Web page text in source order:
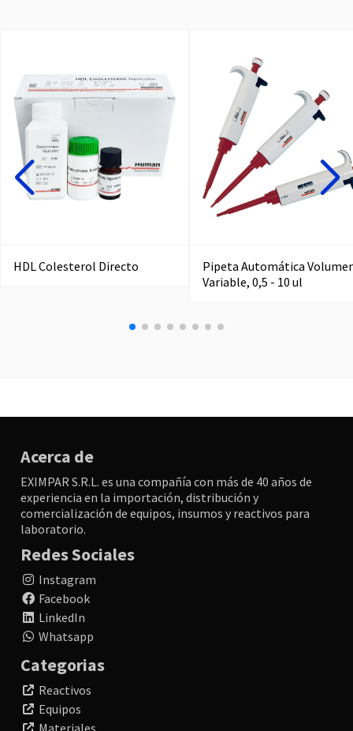
HDL Colesterol Directo
Pipeta Automática
Variable, 0,5 - 10 ul
Acerca de
EXIMPAR S.R.L. es una compañía con más de 40 años de
experiencia en la importación, distribución y
comercialización de equipos, insumos y reactivos para
laboratorio.
Redes Sociales
Instagram
Facebook
LinkedIn
Whatsapp
Categorias
Reactivos
Equipos
Materiales